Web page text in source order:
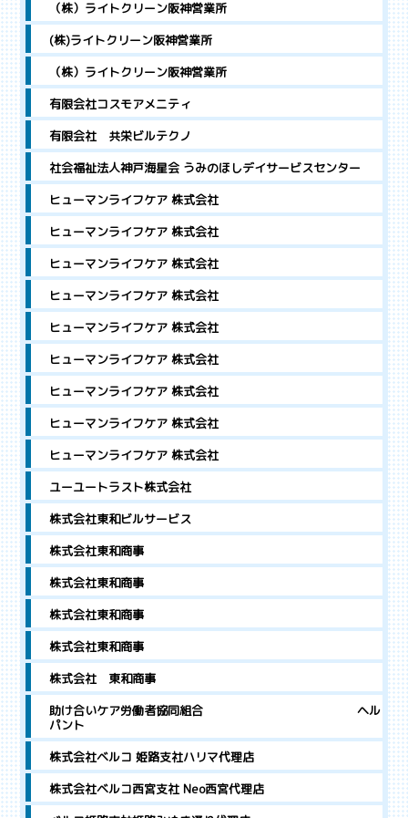
（株）ライトクリーン阪神営業所
(株)ライトクリーン阪神営業所
（株）ライトクリーン阪神営業所
有限会社コスモアメニティ
有限会社 共栄ビルテクノ
社会福祉法人神戸海星会 うみのほしデイサービスセンター
ヒューマンライフケア 株式会社
ヒューマンライフケア 株式会社
ヒューマンライフケア 株式会社
ヒューマンライフケア 株式会社
ヒューマンライフケア 株式会社
ヒューマンライフケア 株式会社
ヒューマンライフケア 株式会社
ヒューマンライフケア 株式会社
ヒューマンライフケア 株式会社
ユーユートラスト株式会社
株式会社東和ビルサービス
株式会社東和商事
株式会社東和商事
株式会社東和商事
株式会社東和商事
株式会社 東和商事
助け合いケア労働者協同組合 ヘル
パント
株式会社ベルコ 姫路支社ハリマ代理店
株式会社ベルコ西宮支社 Neo西宮代理店